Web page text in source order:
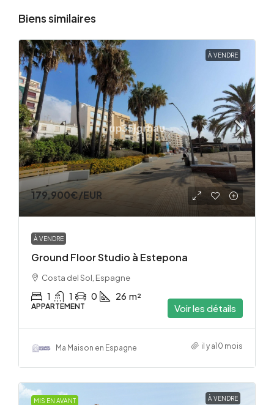
Biens similaires
À VENDRE
179,900€/EUR
À VENDRE
Ground Floor Studio à Estepona
Costa del Sol, Espagne
1 1 0 26 m²
APPARTEMENT Voir les détails
Ma Maison en Espagne il y a10 mois
MIS EN AVANT À VENDRE